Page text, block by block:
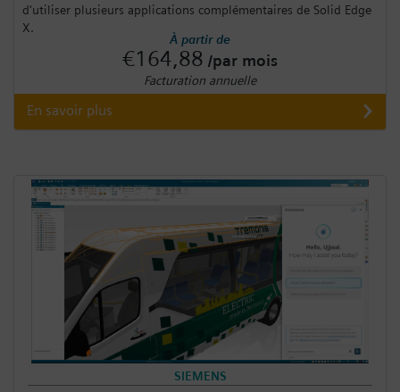
d'utiliser plusieurs applications complémentaires de Solid Edge
X.
À partir de
€164,88 /par mois
Facturation annuelle
En savoir plus
SIEMENS